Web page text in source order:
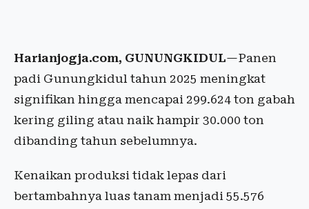
Harianjogja.com, GUNUNGKIDUL—Panen
padi Gunungkidul tahun 2025 meningkat
signifikan hingga mencapai 299.624 ton gabah
kering giling atau naik hampir 30.000 ton
dibanding tahun sebelumnya.
Kenaikan produksi tidak lepas dari
bertambahnya luas tanam menjadi 55.576